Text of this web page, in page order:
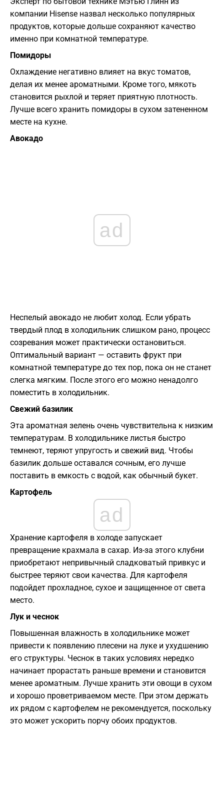
компании Hisense назвал несколько популярных
продуктов, которые дольше сохраняют качество
именно при комнатной температуре.
Помидоры
Охлаждение негативно влияет на вкус томатов,
делая их менее ароматными. Кроме того, мякоть
становится рыхлой и теряет приятную плотность.
Лучше всего хранить помидоры в сухом затененном
месте на кухне.
Авокадо
ad
Неспелый авокадо не любит холод. Если убрать
твердый плод в холодильник слишком рано, процесс
созревания может практически остановиться.
Оптимальный вариант — оставить фрукт при
комнатной температуре до тех пор, пока он не станет
слегка мягким. После этого его можно ненадолго
поместить в холодильник.
Свежий базилик
Эта ароматная зелень очень чувствительна к низким
температурам. В холодильнике листья быстро
темнеют, теряют упругость и свежий вид. Чтобы
базилик дольше оставался сочным, его лучше
поставить в емкость с водой, как обычный букет.
Картофель
ad
Хранение картофеля в холоде запускает
превращение крахмала в сахар. Из-за этого клубни
приобретают непривычный сладковатый привкус и
быстрее теряют свои качества. Для картофеля
подойдет прохладное, сухое и защищенное от света
место.
Лук и чеснок
Повышенная влажность в холодильнике может
привести к появлению плесени на луке и ухудшению
его структуры. Чеснок в таких условиях нередко
начинает прорастать раньше времени и становится
менее ароматным. Лучше хранить эти овощи в сухом
и хорошо проветриваемом месте. При этом держать
их рядом с картофелем не рекомендуется, поскольку
это может ускорить порчу обоих продуктов.